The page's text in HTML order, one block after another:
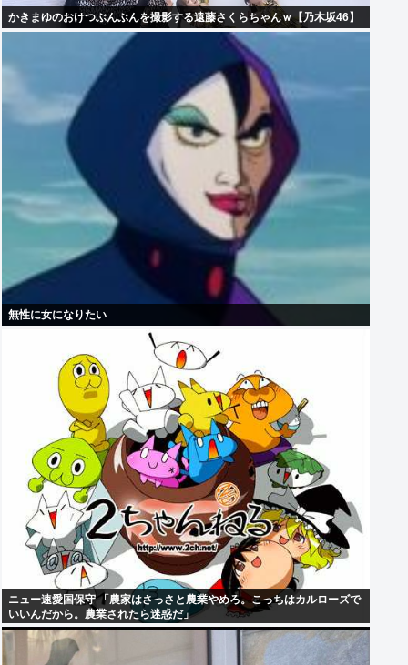
かきまゆのおけつぶんぶんを撮影する遠藤さくらちゃんｗ【乃木坂46】
無性に女になりたい
ニュー速愛国保守 「農家はさっさと農業やめろ。こっちはカルローズで
いいんだから。農業されたら迷惑だ」